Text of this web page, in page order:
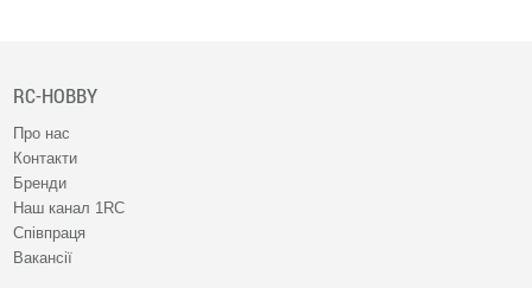
RC-HOBBY
Про нас
Контакти
Бренди
Наш канал 1RC
Співпраця
Вакансії